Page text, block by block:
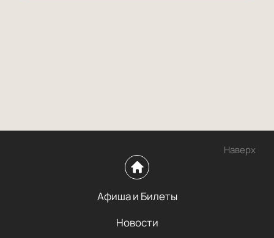
Наверх
Афиша и Билеты
Новости